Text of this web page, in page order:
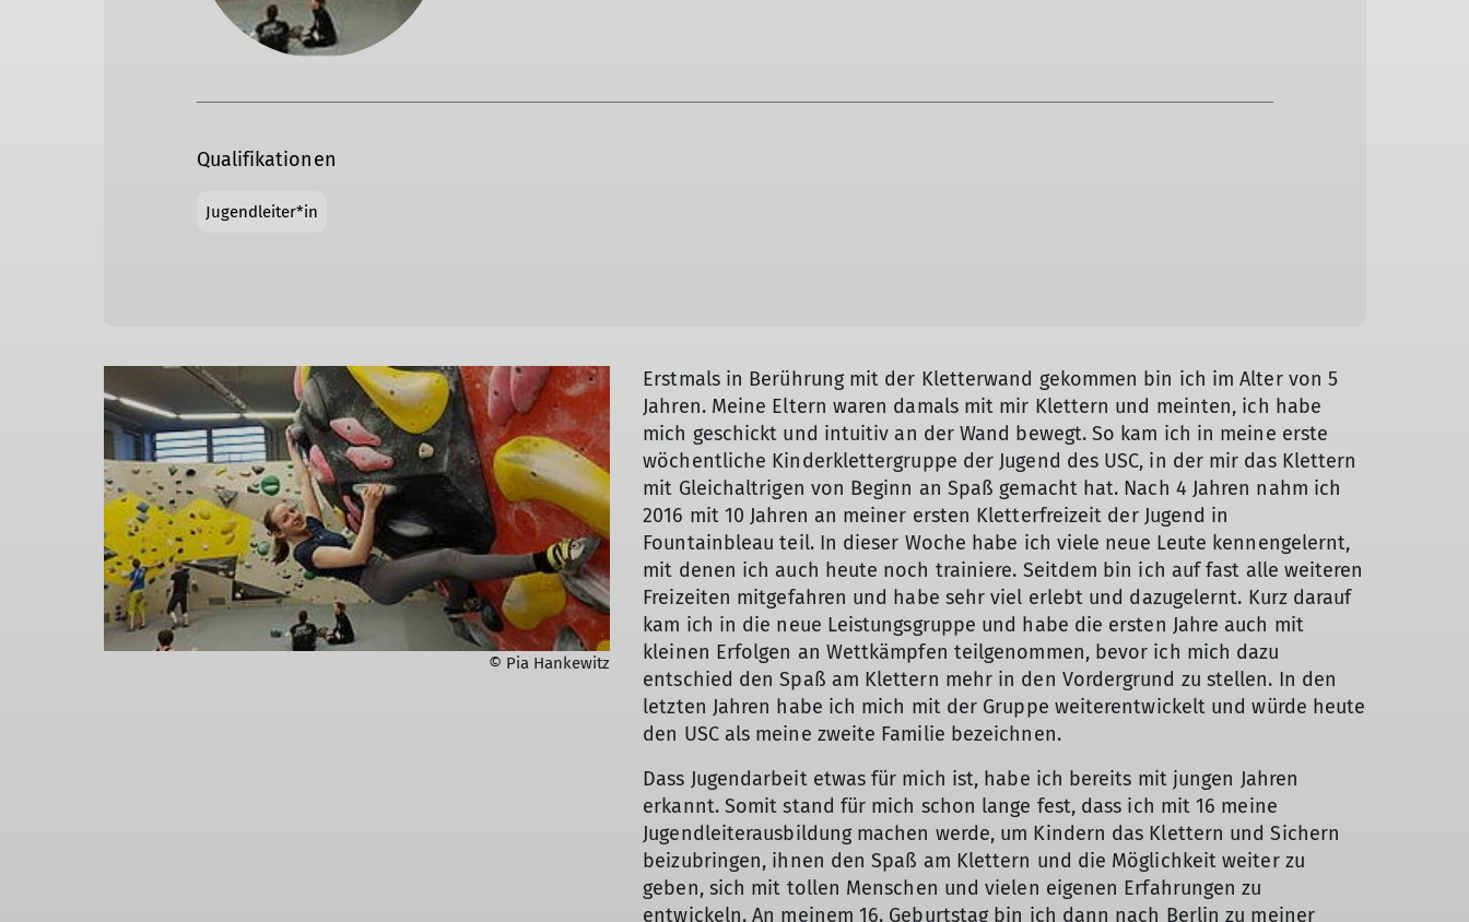
Qualifikationen
Jugendleiter*in
© Pia Hankewitz
Erstmals in Berührung mit der Kletterwand gekommen bin ich im Alter von 5
Jahren. Meine Eltern waren damals mit mir Klettern und meinten, ich habe
mich geschickt und intuitiv an der Wand bewegt. So kam ich in meine erste
wöchentliche Kinderklettergruppe der Jugend des USC, in der mir das Klettern
mit Gleichaltrigen von Beginn an Spaß gemacht hat. Nach 4 Jahren nahm ich
2016 mit 10 Jahren an meiner ersten Kletterfreizeit der Jugend in
Fountainbleau teil. In dieser Woche habe ich viele neue Leute kennengelernt,
mit denen ich auch heute noch trainiere. Seitdem bin ich auf fast alle weiteren
Freizeiten mitgefahren und habe sehr viel erlebt und dazugelernt. Kurz darauf
kam ich in die neue Leistungsgruppe und habe die ersten Jahre auch mit
kleinen Erfolgen an Wettkämpfen teilgenommen, bevor ich mich dazu
entschied den Spaß am Klettern mehr in den Vordergrund zu stellen. In den
letzten Jahren habe ich mich mit der Gruppe weiterentwickelt und würde heute
den USC als meine zweite Familie bezeichnen.
Dass Jugendarbeit etwas für mich ist, habe ich bereits mit jungen Jahren
erkannt. Somit stand für mich schon lange fest, dass ich mit 16 meine
Jugendleiterausbildung machen werde, um Kindern das Klettern und Sichern
beizubringen, ihnen den Spaß am Klettern und die Möglichkeit weiter zu
geben, sich mit tollen Menschen und vielen eigenen Erfahrungen zu
entwickeln. An meinem 16. Geburtstag bin ich dann nach Berlin zu meiner